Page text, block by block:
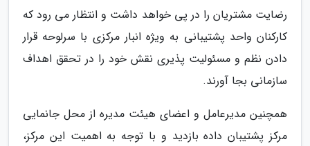
رضایت مشتریان را در پی خواهد داشت و انتظار می رود که
کارکنان واحد پشتیبانی به ویژه انبار مرکزی با سرلوحه قرار
دادن نظم و مسئولیت پذیری نقش خود را در تحقق اهداف
سازمانی بجا آورند.
همچنین مدیرعامل و اعضای هیئت مدیره از محل جانمایی
مرکز پشتیبان داده بازدید و با توجه به اهمیت این مرکز،